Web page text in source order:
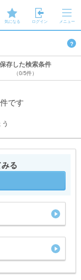
気になる ログイン メニュー
?
保存した検索条件
（0/5件）
です
る